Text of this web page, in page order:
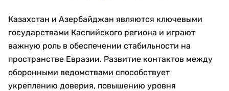
Казахстан и Азербайджан являются ключевыми
государствами Каспийского региона и играют
важную роль в обеспечении стабильности на
пространстве Евразии. Развитие контактов между
оборонными ведомствами способствует
укреплению доверия, повышению уровня